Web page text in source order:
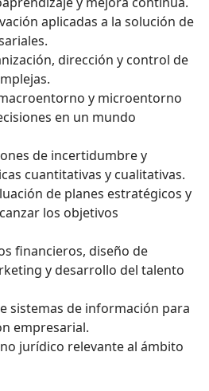
aplicadas a la solución de
dirección y control de
y microentorno
en un mundo
de incertidumbre y
cuantitativas y cualitativas.
de planes estratégicos y
los objetivos
financieros, diseño de
y desarrollo del talento
sistemas de información para
empresarial.
jurídico relevante al ámbito